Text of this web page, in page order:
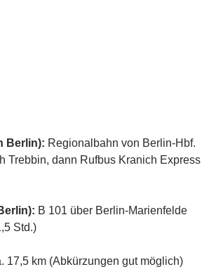
Berlin): Regionalbahn von Berlin-Hbf.
Trebbin, dann Rufbus Kranich Express
B 101 über Berlin-Marienfelde
Std.)
17,5 km (Abkürzungen gut möglich)